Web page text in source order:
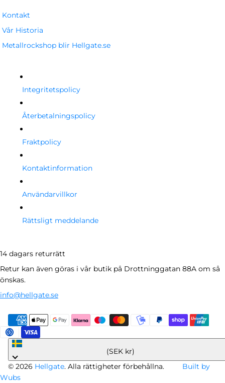
Kontakt
Vår Historia
Metallrockshop blir Hellgate.se
Integritetspolicy
Återbetalningspolicy
Fraktpolicy
Kontaktinformation
Användarvillkor
Rättsligt meddelande
14 dagars returrätt
Retur kan även göras i vår butik på Drottninggatan 88A om så
önskas.
info@hellgate.se
(SEK kr)
© 2026 Hellgate. Alla rättigheter förbehållna.
Built by
Wubs